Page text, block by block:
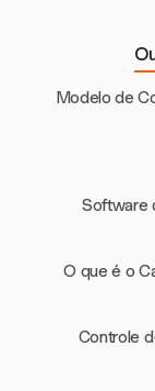
Modelo de
Software
O que é o
Controle